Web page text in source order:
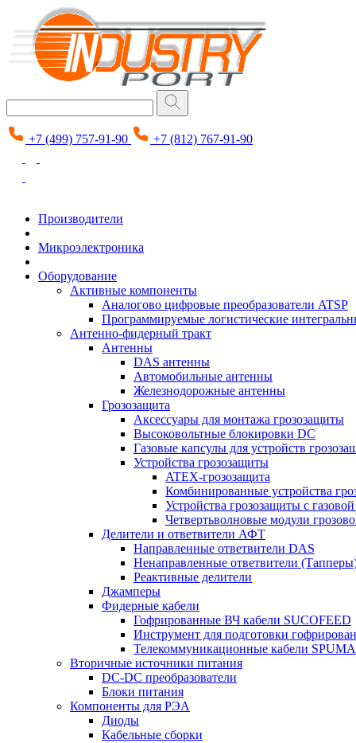
+7 (499) 757-91-90 +7 (812) 767-91-90
Производители
Микроэлектроника
Оборудование
Активные компоненты
Аналогово цифровые преобразователи ATSP
Программируемые логистические
Антенно-фидерный тракт
Антенны
DAS антенны
Автомобильные антенны
Железнодорожные антенны
Грозозащита
Аксессуары для монтажа грозозащиты
Высоковольтные блокировки DC
Газовые капсулы для устройств
Устройства грозозащиты
ATEX-грозозащита
Комбинированные устройства
Устройства грозозащиты с
Четвертьволновые модули
Делители и ответвители АФТ
Направленные ответвители DAS
Ненаправленные ответвители
Реактивные делители
Джамперы
Фидерные кабели
Гофрированные ВЧ кабели SUCOFEED
Инструмент для подготовки
Телекоммуникационные кабели SPUMA
Вторичные источники питания
DC-DC преобразователи
Блоки питания
Компоненты для РЭА
Диоды
Кабельные сборки